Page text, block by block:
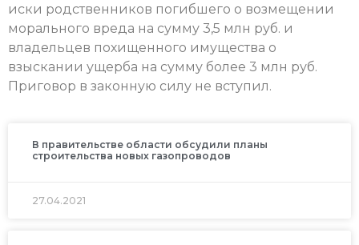
иски родственников погибшего о возмещении
морального вреда на сумму 3,5 млн руб. и
владельцев похищенного имущества о
взыскании ущерба на сумму более 3 млн руб.
Приговор в законную силу не вступил.
В правительстве области обсудили планы
строительства новых газопроводов
27.04.2021